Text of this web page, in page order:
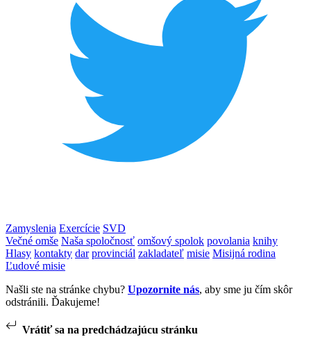
Zamyslenia Exercície SVD
Večné omše Naša spoločnosť omšový spolok povolania knihy
Hlasy kontakty dar provinciál zakladateľ misie Misijná rodina
Ľudové misie
Našli ste na stránke chybu? Upozornite nás, aby sme ju čím skôr
odstránili. Ďakujeme!
Vrátiť sa na predchádzajúcu stránku